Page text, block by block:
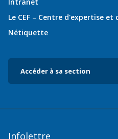
Intranet
Le CEF – Centre d'expertise
Nétiquette
Accéder à sa section
Infolettre